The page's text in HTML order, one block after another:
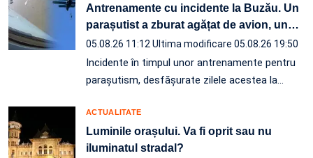
Antrenamente cu incidente la Buzău. Un
parașutist a zburat agățat de avion, un…
05.08.26 11:12 Ultima modificare 05.08.26 19:50
Incidente în timpul unor antrenamente pentru
parașutism, desfășurate zilele acestea la…
ACTUALITATE
Luminile orașului. Va fi oprit sau nu
iluminatul stradal?